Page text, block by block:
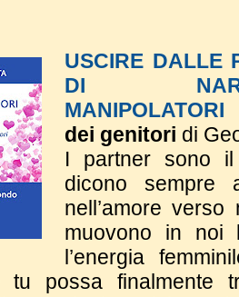
USCIRE DALLE
DI
MANIPOLATORI
dei genitori di
I partner sono
dicono sempre
nell’amore
muovono in noi
l’energia
tu possa finalmente